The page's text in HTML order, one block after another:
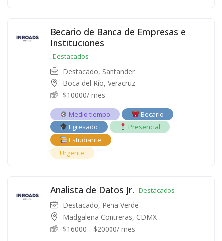
Becario de Banca de Empresas e
Instituciones
Destacados
Destacado, Santander
Boca del Río, Veracruz
$10000/ mes
Medio tiempo
Becario
Egresado
Presencial
Estudiante
Urgente
Analista de Datos Jr. Destacados
Destacado, Peña Verde
Madgalena Contreras, CDMX
$16000 - $20000/ mes